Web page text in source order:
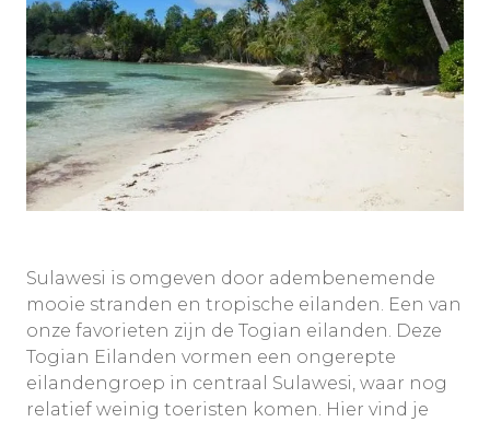
Sulawesi is omgeven door adembenemende
mooie stranden en tropische eilanden. Een van
onze favorieten zijn de Togian eilanden. Deze
Togian Eilanden vormen een ongerepte
eilandengroep in centraal Sulawesi, waar nog
relatief weinig toeristen komen. Hier vind je